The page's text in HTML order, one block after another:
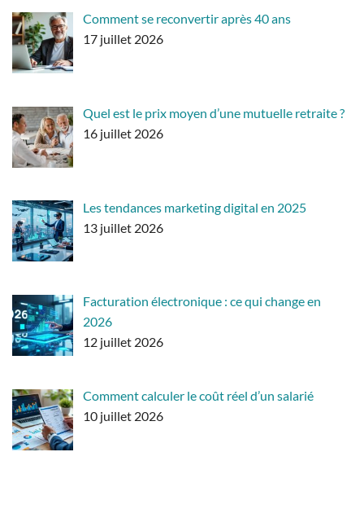
Comment se reconvertir après 40 ans
17 juillet 2026
Quel est le prix moyen d’une mutuelle retraite ?
16 juillet 2026
Les tendances marketing digital en 2025
13 juillet 2026
Facturation électronique : ce qui change en
2026
12 juillet 2026
Comment calculer le coût réel d’un salarié
10 juillet 2026